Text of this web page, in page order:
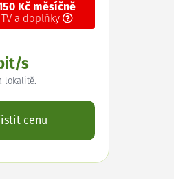
Kč měsíčně
TV a doplňky
s
lokalitě.
cenu